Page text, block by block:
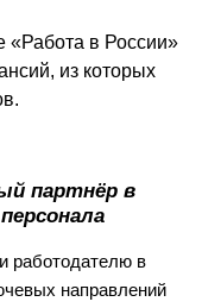
«Работа в России»
из которых
партнёр в
работодателю в
направлений